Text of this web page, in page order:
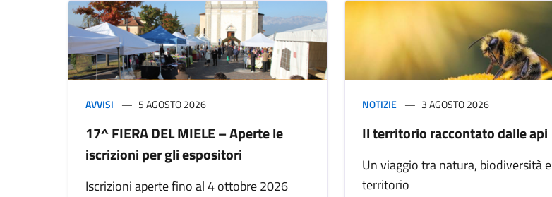
AVVISI 5 AGOSTO 2026
17^ FIERA DEL MIELE – Aperte le
iscrizioni per gli espositori
Iscrizioni aperte fino al 4 ottobre 2026
NOTIZIE 3 AGOSTO 2026
Il territorio raccontato dalle api
Un viaggio tra natura, biodiversità e
territorio